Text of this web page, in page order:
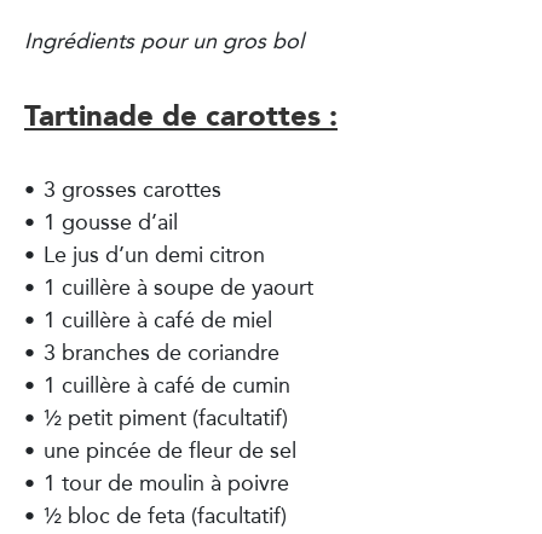
Ingrédients pour un gros bol
Tartinade de carottes :
3 grosses carottes
1 gousse d’ail
Le jus d’un demi citron
1 cuillère à soupe de yaourt
1 cuillère à café de miel
3 branches de coriandre
1 cuillère à café de cumin
½ petit piment (facultatif)
une pincée de fleur de sel
1 tour de moulin à poivre
½ bloc de feta (facultatif)